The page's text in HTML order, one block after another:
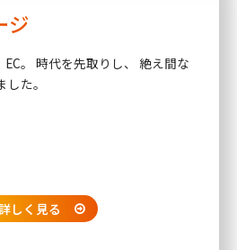
ジ
。 時代を先取りし、 絶え間な
た。
しく見る